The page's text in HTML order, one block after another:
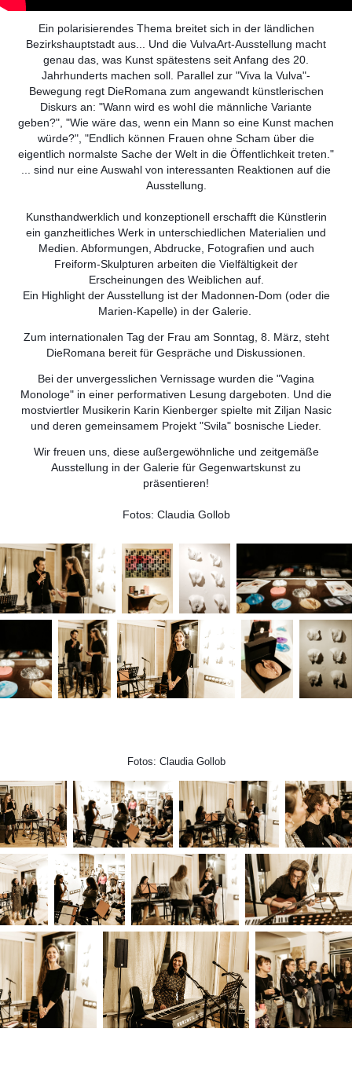
Ein polarisierendes Thema breitet sich in der ländlichen
Bezirkshauptstadt aus... Und die VulvaArt-Ausstellung macht
genau das, was Kunst spätestens seit Anfang des 20.
Jahrhunderts machen soll. Parallel zur "Viva la Vulva"-
Bewegung regt DieRomana zum angewandt künstlerischen
Diskurs an: "Wann wird es wohl die männliche Variante
geben?", "Wie wäre das, wenn ein Mann so eine Kunst machen
würde?", "Endlich können Frauen ohne Scham über die
eigentlich normalste Sache der Welt in die Öffentlichkeit treten."
... sind nur eine Auswahl von interessanten Reaktionen auf die
Ausstellung.
Kunsthandwerklich und konzeptionell erschafft die Künstlerin
ein ganzheitliches Werk in unterschiedlichen Materialien und
Medien. Abformungen, Abdrucke, Fotografien und auch
Freiform-Skulpturen arbeiten die Vielfältigkeit der
Erscheinungen des Weiblichen auf.
Ein Highlight der Ausstellung ist der Madonnen-Dom (oder die
Marien-Kapelle) in der Galerie.
Zum internationalen Tag der Frau am Sonntag, 8. März, steht
DieRomana bereit für Gespräche und Diskussionen.
Bei der unvergesslichen Vernissage wurden die "Vagina
Monologe" in einer performativen Lesung dargeboten. Und die
mostviertler Musikerin Karin Kienberger spielte mit Ziljan Nasic
und deren gemeinsamem Projekt "Svila" bosnische Lieder.
Wir freuen uns, diese außergewöhnliche und zeitgemäße
Ausstellung in der Galerie für Gegenwartskunst zu
präsentieren!
Fotos: Claudia Gollob
Fotos: Claudia Gollob